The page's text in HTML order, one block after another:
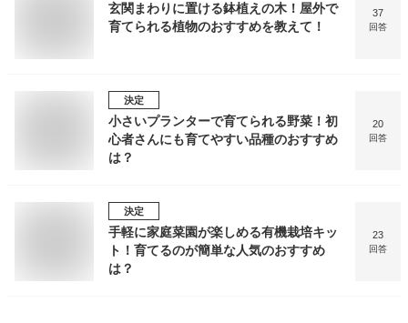
玄関まわりに置ける鉢植えの木！屋外で
育てられる植物のおすすめを教えて！
37
回答
決定
小さいプランターで育てられる野菜！初
心者さんにも育てやすい品種のおすすめ
は？
20
回答
決定
手軽に家庭菜園が楽しめる有機栽培キッ
ト！育てるのが簡単な人気のおすすめ
は？
23
回答